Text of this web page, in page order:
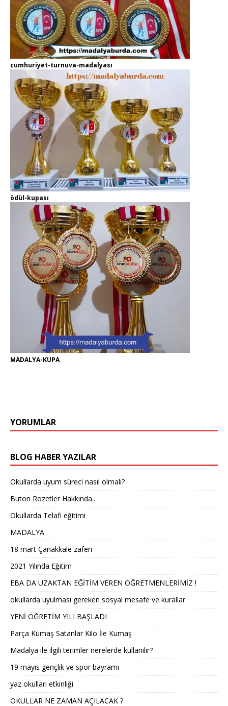
cumhuriyet-turnuva-madalyası
ödül-kupası
MADALYA-KUPA
YORUMLAR
BLOG HABER YAZILAR
Okullarda uyum süreci nasıl olmalı?
Buton Rozetler Hakkında..
Okullarda Telafi eğitimi
MADALYA
18 mart Çanakkale zaferi
2021 Yılında Eğitim
EBA DA UZAKTAN EĞİTİM VEREN ÖĞRETMENLERİMİZ !
okullarda uyulması gereken sosyal mesafe ve kurallar
YENİ ÖĞRETİM YILI BAŞLADI
Parça Kumaş Satanlar Kilo İle Kumaş
Madalya ile ilgili terimler nerelerde kullanılır?
19 mayıs gençlik ve spor bayramı
yaz okulları etkinliği
OKULLAR NE ZAMAN AÇILACAK ?